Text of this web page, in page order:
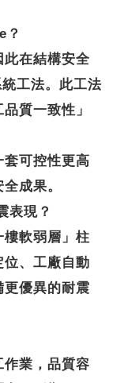
？
在結構安全
工法。此工法
質一致性」
可控性更高
成果。
表現？
軟弱層」柱
、工廠自動
更優異的耐震
業，品質容